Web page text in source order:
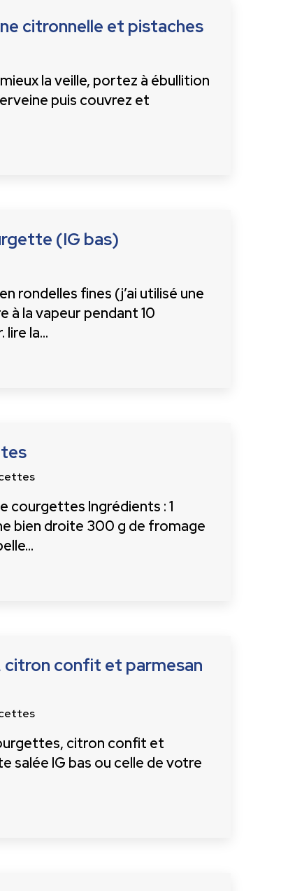
citronnelle et pistaches
la veille, portez à ébullition
puis couvrez et
(IG bas)
rondelles fines (j’ai utilisé une
à la vapeur pendant 10
lire la…
courgettes Ingrédients : 1
bien droite 300 g de fromage
confit et parmesan
citron confit et
salée IG bas ou celle de votre